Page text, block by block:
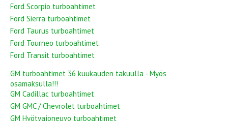
Ford Scorpio turboahtimet
Ford Sierra turboahtimet
Ford Taurus turboahtimet
Ford Tourneo turboahtimet
Ford Transit turboahtimet
GM turboahtimet 36 kuukauden takuulla - Myös
osamaksulla!!!
GM Cadillac turboahtimet
GM GMC / Chevrolet turboahtimet
GM Hyötyajoneuvo turboahtimet